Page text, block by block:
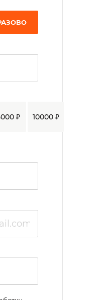
массовых
бильярд,
комната
коллектив
₽ 10000 ₽